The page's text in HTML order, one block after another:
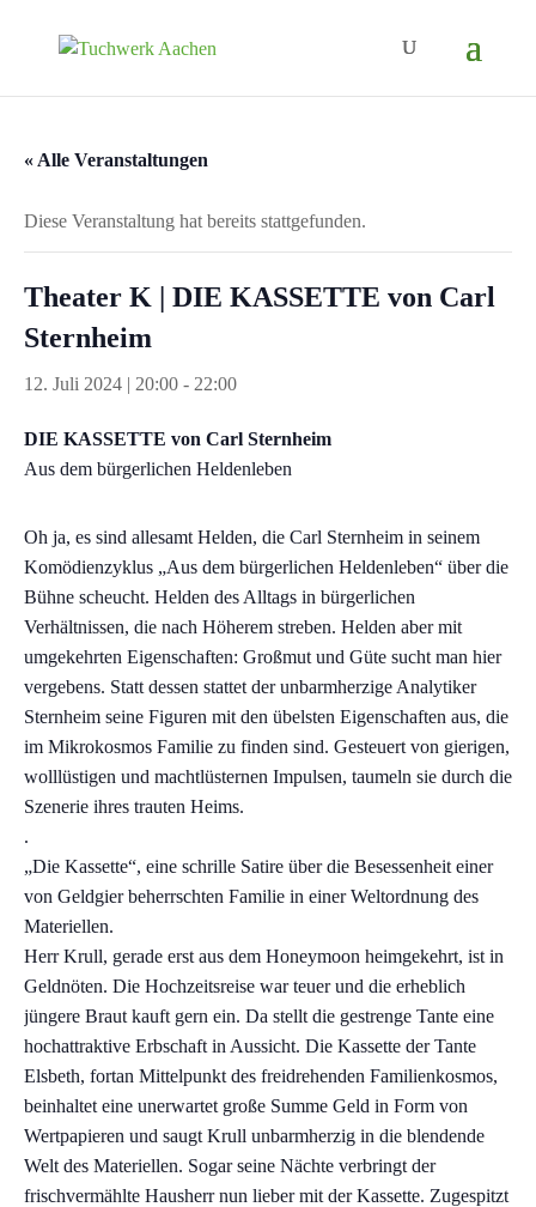
« Alle Veranstaltungen
Diese Veranstaltung hat bereits stattgefunden.
Theater K | DIE KASSETTE von Carl
Sternheim
12. Juli 2024 | 20:00 - 22:00
DIE KASSETTE von Carl Sternheim
Aus dem bürgerlichen Heldenleben
Oh ja, es sind allesamt Helden, die Carl Sternheim in seinem
Komödienzyklus „Aus dem bürgerlichen Heldenleben“ über die
Bühne scheucht. Helden des Alltags in bürgerlichen
Verhältnissen, die nach Höherem streben. Helden aber mit
umgekehrten Eigenschaften: Großmut und Güte sucht man hier
vergebens. Statt dessen stattet der unbarmherzige Analytiker
Sternheim seine Figuren mit den übelsten Eigenschaften aus, die
im Mikrokosmos Familie zu finden sind. Gesteuert von gierigen,
wolllüstigen und machtlüsternen Impulsen, taumeln sie durch die
Szenerie ihres trauten Heims.
.
„Die Kassette“, eine schrille Satire über die Besessenheit einer
von Geldgier beherrschten Familie in einer Weltordnung des
Materiellen.
Herr Krull, gerade erst aus dem Honeymoon heimgekehrt, ist in
Geldnöten. Die Hochzeitsreise war teuer und die erheblich
jüngere Braut kauft gern ein. Da stellt die gestrenge Tante eine
hochattraktive Erbschaft in Aussicht. Die Kassette der Tante
Elsbeth, fortan Mittelpunkt des freidrehenden Familienkosmos,
beinhaltet eine unerwartet große Summe Geld in Form von
Wertpapieren und saugt Krull unbarmherzig in die blendende
Welt des Materiellen. Sogar seine Nächte verbringt der
frischvermählte Hausherr nun lieber mit der Kassette. Zugespitzt